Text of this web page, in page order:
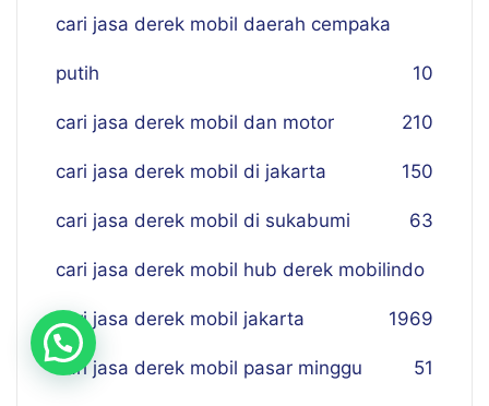
cari jasa derek mobil daerah cempaka
putih 10
cari jasa derek mobil dan motor 210
cari jasa derek mobil di jakarta 150
cari jasa derek mobil di sukabumi 63
cari jasa derek mobil hub derek mobilindo
69
cari jasa derek mobil jakarta 19
cari jasa derek mobil pasar minggu 51